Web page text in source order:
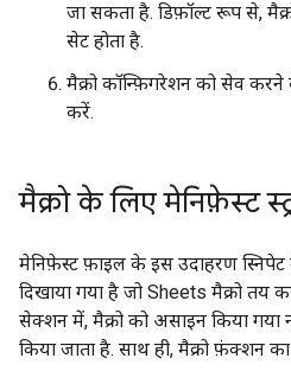
जा सकता है. डिफ़ॉल्ट रूप से,
सेट होता है.
मैक्रो कॉन्फ़िगरेशन को सेव करने
करें.
मैक्रो के लिए मेनिफ़ेस्ट
मेनिफ़ेस्ट फ़ाइल के इस उदाहरण स्निपेट
दिखाया गया है जो Sheets मैक्रो तय
सेक्शन में, मैक्रो को असाइन किया गया
किया जाता है. साथ ही, मैक्रो फ़ंक्शन